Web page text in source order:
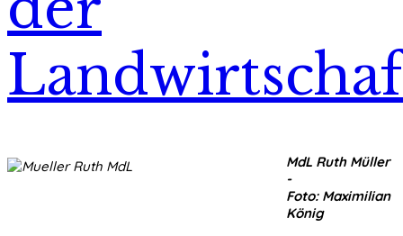
MdL Ruth Müller
-
Foto: Maximilian
König